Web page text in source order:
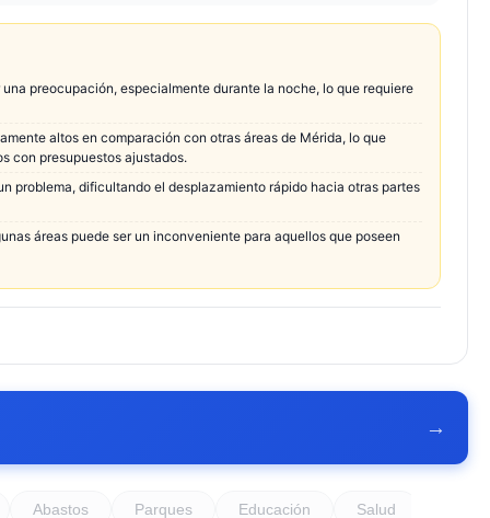
preocupación, especialmente durante la noche, lo que requiere
altos en comparación con otras áreas de Mérida, lo que
con presupuestos ajustados.
problema, dificultando el desplazamiento rápido hacia otras partes
áreas puede ser un inconveniente para aquellos que poseen
→
Abastos Parques Educación Salud